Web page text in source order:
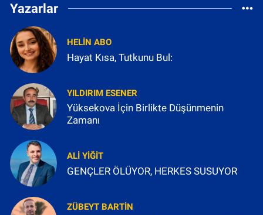
Yazarlar
HELIN ABO
Hayat Kısa, Tutkunu Bul:
YILDIRIM ESENER
Yüksekova İçin Birlikte Düşünmenin
Zamanı
ALI YIĞIT
GENÇLER ÖLÜYOR, HERKES SUSUYOR
ZÜBEYT BARTIN